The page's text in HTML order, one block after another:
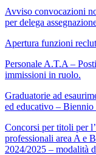
Avviso convocazioni
per delega
Apertura funzioni
Personale A.T.A –
immissioni in ruolo.
Graduatorie ad
ed educativo –
Concorsi per titoli per
professionali area A e
2024/2025 – modalità